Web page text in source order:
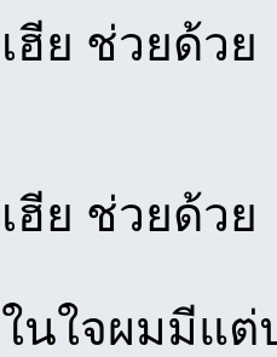
เฮีย ช่วยด้วย
เฮีย ช่วยด้วย
ในใจผมมีแต่